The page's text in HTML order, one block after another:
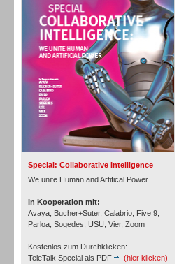
Special: Collaborative Intelligence
We unite Human and Artifical Power.
In Kooperation mit:
Avaya, Bucher+Suter, Calabrio, Five 9,
Parloa, Sogedes, USU, Vier, Zoom
Kostenlos zum Durchklicken:
TeleTalk Special als PDF
(hier klicken)
Personal
Inbound